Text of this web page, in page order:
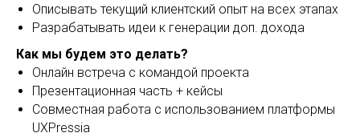
Описывать текущий клиентский опыт на всех этапах
Разрабатывать идеи к генерации доп. дохода
Как мы будем это делать?
Онлайн встреча с командой проекта
Презентационная часть + кейсы
Совместная работа с использованием платформы
UXPressia